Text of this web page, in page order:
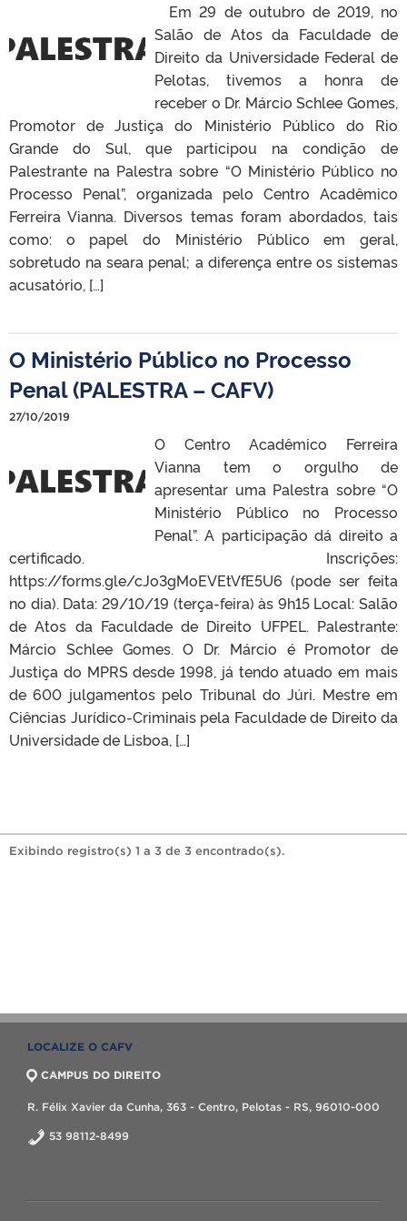
Em 29 de outubro de 2019, no
Salão de Atos da Faculdade de
Direito da Universidade Federal de
Pelotas, tivemos a honra de
receber o Dr. Márcio Schlee Gomes,
Promotor de Justiça do Ministério Público do Rio
Grande do Sul, que participou na condição de
Palestrante na Palestra sobre “O Ministério Público no
Processo Penal”, organizada pelo Centro Acadêmico
Ferreira Vianna. Diversos temas foram abordados, tais
como: o papel do Ministério Público em geral,
sobretudo na seara penal; a diferença entre os sistemas
acusatório, […]
O Ministério Público no Processo
Penal (PALESTRA – CAFV)
27/10/2019
O Centro Acadêmico Ferreira
Vianna tem o orgulho de
apresentar uma Palestra sobre “O
Ministério Público no Processo
Penal”. A participação dá direito a
certificado. Inscrições:
https://forms.gle/cJo3gMoEVEtVfE5U6 (pode ser feita
no dia). Data: 29/10/19 (terça-feira) às 9h15 Local: Salão
de Atos da Faculdade de Direito UFPEL. Palestrante:
Márcio Schlee Gomes. O Dr. Márcio é Promotor de
Justiça do MPRS desde 1998, já tendo atuado em mais
de 600 julgamentos pelo Tribunal do Júri. Mestre em
Ciências Jurídico-Criminais pela Faculdade de Direito da
Universidade de Lisboa, […]
Exibindo registro(s) 1 a 3 de 3 encontrado(s).
LOCALIZE O CAFV
CAMPUS DO DIREITO
R. Félix Xavier da Cunha, 363 - Centro, Pelotas - RS, 96010-000
53 98112-8499